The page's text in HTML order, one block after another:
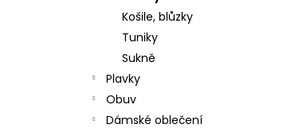
Košile, blůzky
Tuniky
Sukně
Plavky
Obuv
Dámské oblečení